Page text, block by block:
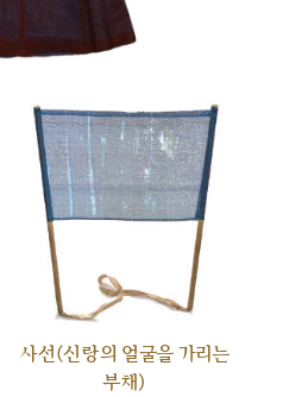
사선(신랑의 얼굴을 가리는
부채)